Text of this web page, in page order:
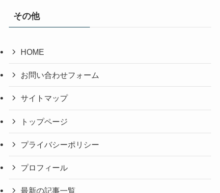
その他
HOME
お問い合わせフォーム
サイトマップ
トップページ
プライバシーポリシー
プロフィール
最新の記事一覧